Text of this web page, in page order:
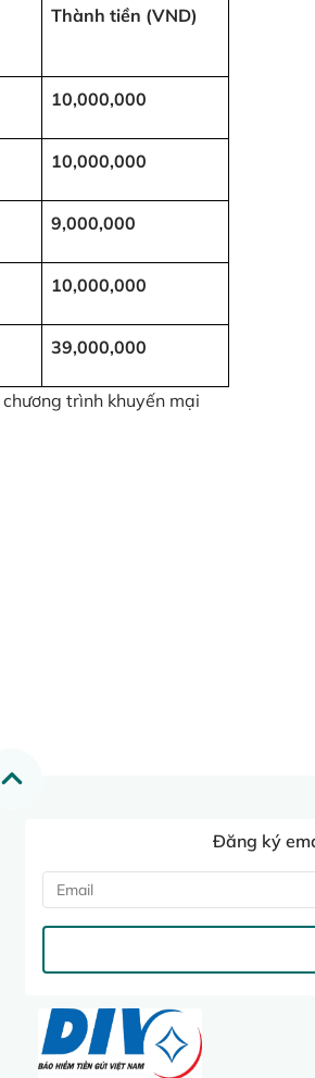
Thành tiền (VND)
10,000,000
10,000,000
9,000,000
10,000,000
39,000,000
trình khuyến mại
Đăng ký